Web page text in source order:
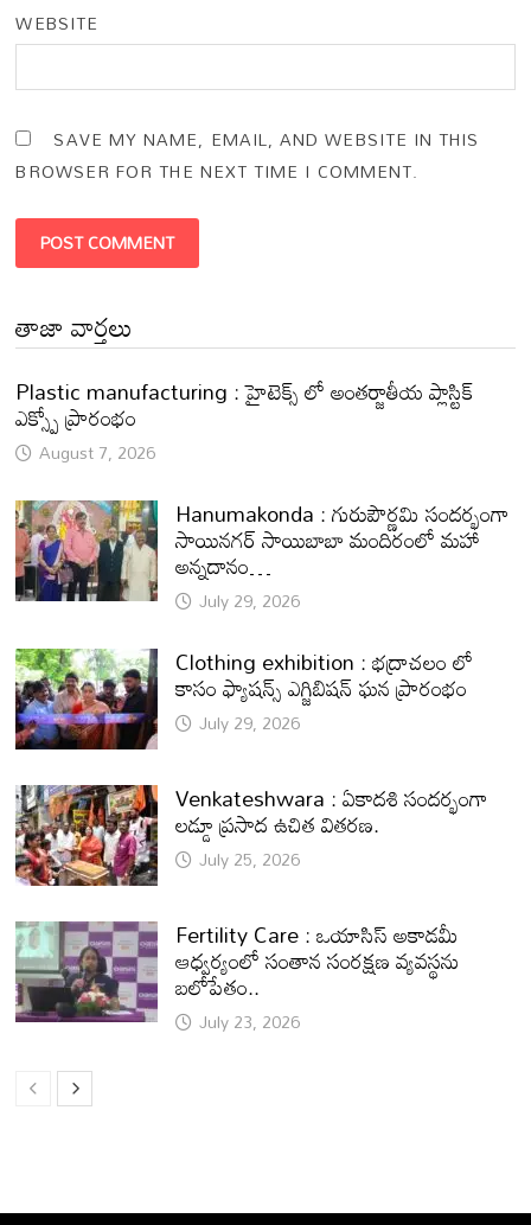
WEBSITE
SAVE MY NAME, EMAIL, AND WEBSITE IN THIS
BROWSER FOR THE NEXT TIME I COMMENT.
తాజా వార్తలు
Plastic manufacturing : హైటెక్స్ లో అంతర్జాతీయ ప్లాస్టిక్
ఎక్స్పో ప్రారంభం
August 7, 2026
Hanumakonda : గురుపౌర్ణమి సందర్భంగా
సాయినగర్‌ సాయిబాబా మందిరంలో మహా
అన్నదానం…
July 29, 2026
Clothing exhibition : భద్రాచలం లో
కాసం ఫ్యాషన్స్ ఎగ్జిబిషన్ ఘన ప్రారంభం
July 29, 2026
Venkateshwara : ఏకాదశి సందర్భంగా
లడ్డూ ప్రసాద ఉచిత వితరణ.
July 25, 2026
Fertility Care : ఒయాసిస్ అకాడమీ
ఆధ్వర్యంలో సంతాన సంరక్షణ వ్యవస్థను
బలోపేతం..
July 23, 2026